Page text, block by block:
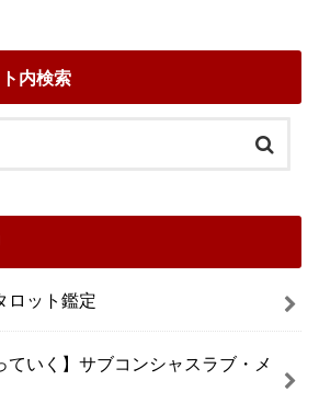
内検索
ロット鑑定
ていく】サブコンシャスラブ・メ